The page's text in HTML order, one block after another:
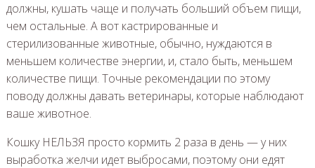
должны, кушать чаще и получать больший объем пищи,
чем остальные. А вот кастрированные и
стерилизованные животные, обычно, нуждаются в
меньшем количестве энергии, и, стало быть, меньшем
количестве пищи. Точные рекомендации по этому
поводу должны давать ветеринары, которые наблюдают
ваше животное.
Кошку НЕЛЬЗЯ просто кормить 2 раза в день — у них
выработка желчи идет выбросами, поэтому они едят